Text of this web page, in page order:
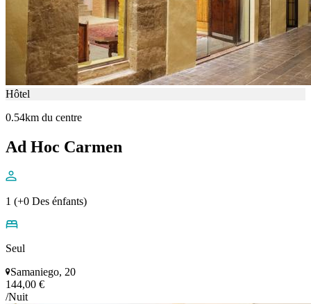
Hôtel
0.54km du centre
Ad Hoc Carmen
1 (+0 Des énfants)
Seul
Samaniego, 20
144,00 €
/Nuit